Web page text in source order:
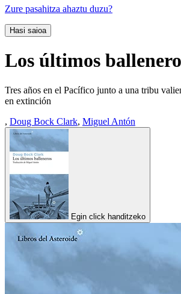
Zure pasahitza ahaztu duzu?
Hasi saioa
Los últimos
Tres años en el Pacífico junto a una tribu
en extinción
, Doug Bock Clark, Miguel Antón
Egin click handitzeko